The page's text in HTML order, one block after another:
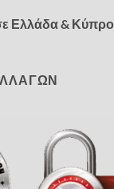
Ελλάδα & Κύπρο